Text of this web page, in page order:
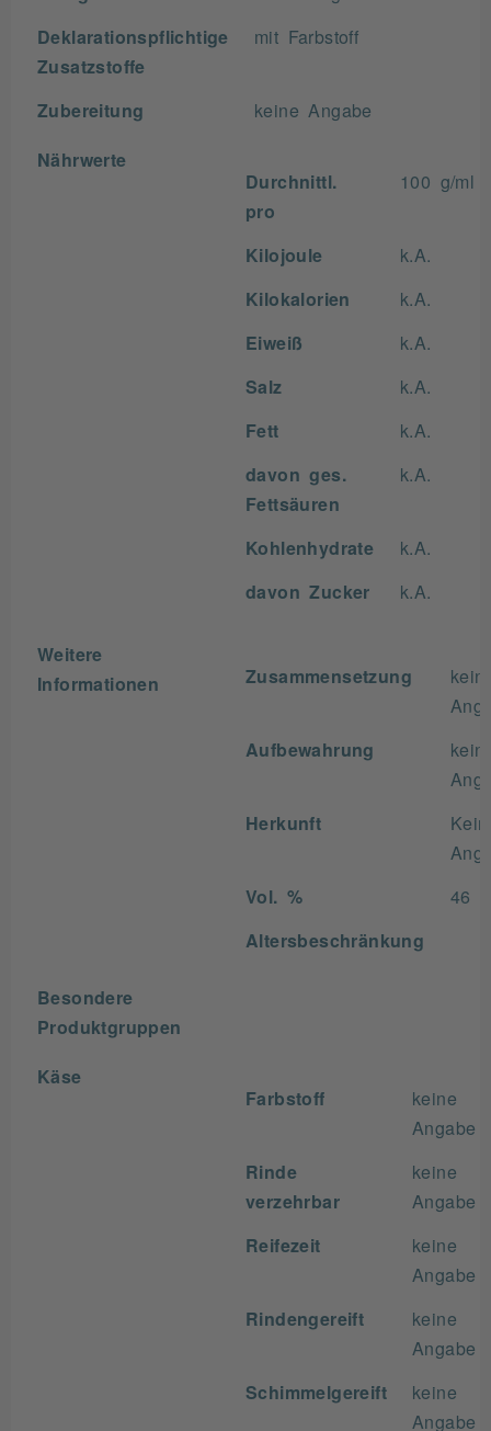
Deklarationspflichtige
Zusatzstoffe
mit Farbstoff
Zubereitung keine Angabe
Nährwerte
Durchnittl.
pro
100 g/ml
Kilojoule k.A.
Kilokalorien k.A.
Eiweiß k.A.
Salz k.A.
Fett k.A.
davon ges.
Fettsäuren
k.A.
Kohlenhydrate k.A.
davon Zucker k.A.
Weitere
Informationen
Zusammensetzung
Aufbewahrung
Herkunft
Vol. % 46
Altersbeschränkung
Besondere
Produktgruppen
Käse
Farbstoff
keine
Angabe
Rinde
verzehrbar
keine
Angabe
Reifezeit
keine
Angabe
Rindengereift
keine
Angabe
Schimmelgereift
keine
Angabe